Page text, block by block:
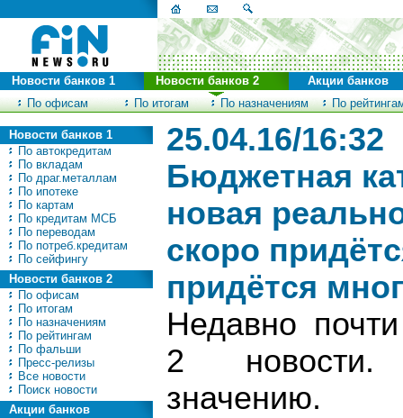
По офисам По итогам По назначениям По
Новости банков 1 Новости банков 2 Акции банков
Новости банков 1
По автокредитам
По вкладам
По драг.металлам
По ипотеке
По картам
По кредитам МСБ
По переводам
По потреб.кредитам
По сейфингу
Новости банков 2
По офисам
По итогам
По назначениям
По рейтингам
По фальши
Пресс-релизы
Все новости
Поиск новости
Акции банков
25.04.16/16:32
Бюджетная
новая
скоро
придётся
Недавно
2 новости.
значению.